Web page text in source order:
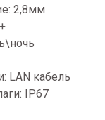
2,8мм
LAN кабель
IP67